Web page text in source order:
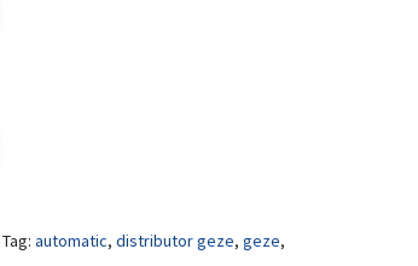
Tag: automatic, distributor geze, geze,